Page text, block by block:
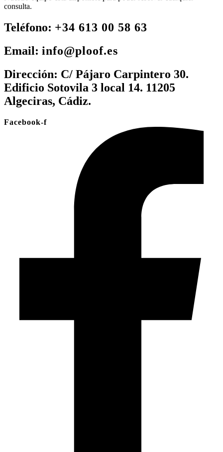
consulta.
Teléfono: +34 613 00 58 63
Email: info@ploof.es
Dirección: C/ Pájaro Carpintero 30.
Edificio Sotovila 3 local 14. 11205
Algeciras, Cádiz.
Facebook-f